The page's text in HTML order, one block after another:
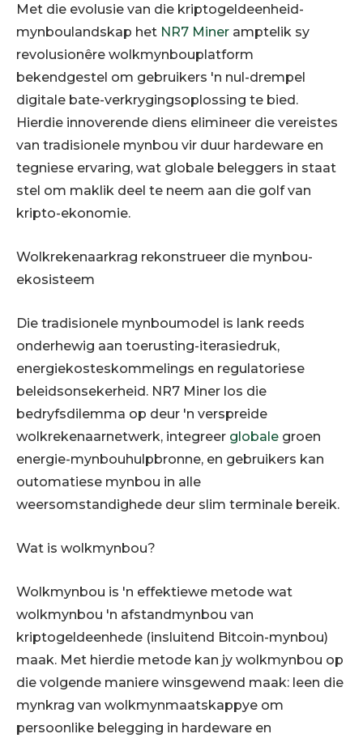
Met die evolusie van die kriptogeldeenheid-
mynboulandskap het NR7 Miner amptelik sy
revolusionêre wolkmynbouplatform
bekendgestel om gebruikers 'n nul-drempel
digitale bate-verkrygingsoplossing te bied.
Hierdie innoverende diens elimineer die vereistes
van tradisionele mynbou vir duur hardeware en
tegniese ervaring, wat globale beleggers in staat
stel om maklik deel te neem aan die golf van
kripto-ekonomie.
Wolkrekenaarkrag rekonstrueer die mynbou-
ekosisteem
Die tradisionele mynboumodel is lank reeds
onderhewig aan toerusting-iterasiedruk,
energiekosteskommelings en regulatoriese
beleidsonsekerheid. NR7 Miner los die
bedryfsdilemma op deur 'n verspreide
wolkrekenaarnetwerk, integreer globale groen
energie-mynbouhulpbronne, en gebruikers kan
outomatiese mynbou in alle
weersomstandighede deur slim terminale bereik.
Wat is wolkmynbou?
Wolkmynbou is 'n effektiewe metode wat
wolkmynbou 'n afstandmynbou van
kriptogeldeenhede (insluitend Bitcoin-mynbou)
maak. Met hierdie metode kan jy wolkmynbou op
die volgende maniere winsgewend maak: leen die
mynkrag van wolkmynmaatskappye om
persoonlike belegging in hardeware en